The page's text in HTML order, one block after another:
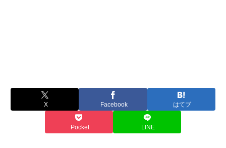
X Facebook はてブ
Pocket LINE